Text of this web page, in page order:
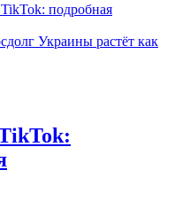
подробная
Украины растёт как